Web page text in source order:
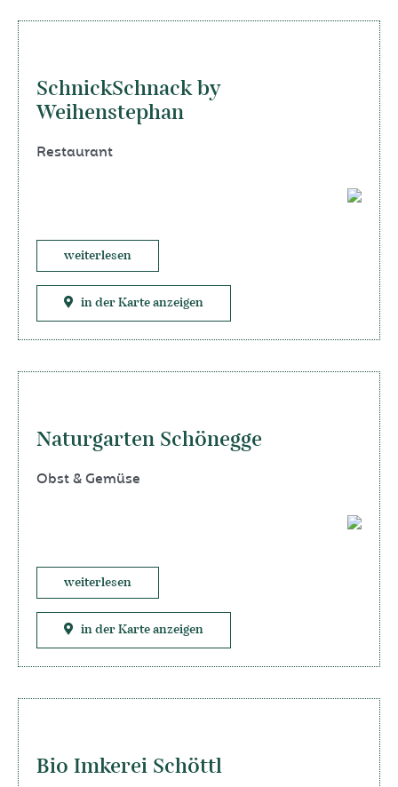
SchnickSchnack by
Weihenstephan
Restaurant
weiterlesen
in der Karte anzeigen
Naturgarten Schönegge
Obst & Gemüse
weiterlesen
in der Karte anzeigen
Bio Imkerei Schöttl